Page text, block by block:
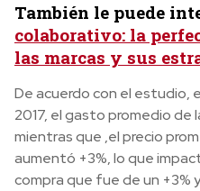
También le puede
colaborativo: la
las marcas y sus
De acuerdo con el estudio,
2017, el gasto promedio de
mientras que ,el precio
aumentó +3%, lo que
compra que fue de un +3%